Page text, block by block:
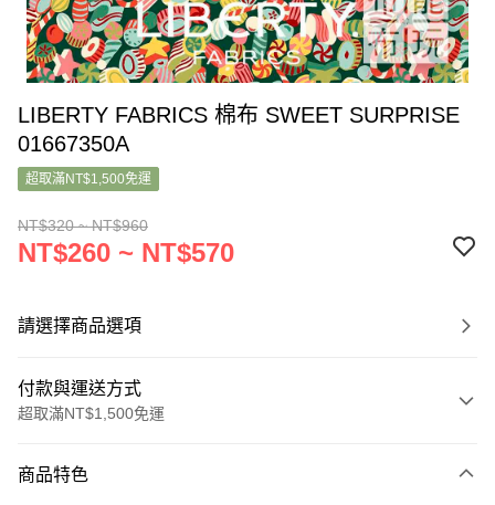
LIBERTY FABRICS 棉布 SWEET SURPRISE
01667350A
超取滿NT$1,500免運
NT$320 ~ NT$960
NT$260 ~ NT$570
請選擇商品選項
付款與運送方式
超取滿NT$1,500免運
信用卡一次付款
商品特色